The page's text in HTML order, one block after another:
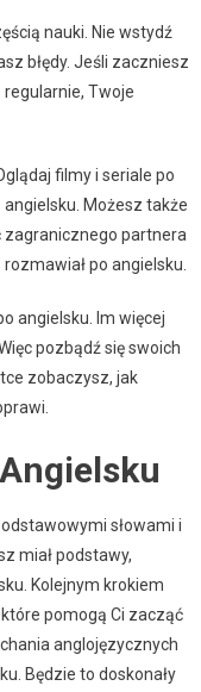
nauki. Nie wstydź
błędy. Jeśli zaczniesz
Twoje
filmy i seriale po
Możesz także
zagranicznego partnera
po angielsku.
angielsku. Im więcej
pozbądź się swoich
zobaczysz, jak
słowami i
miał podstawy,
Kolejnym krokiem
pomogą Ci zacząć
anglojęzycznych
Będzie to doskonały